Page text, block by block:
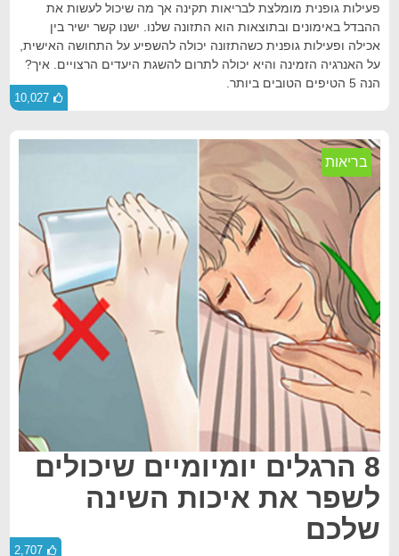
פעילות גופנית מומלצת לבריאות תקינה אך מה שיכול לעשות את
ההבדל באימונים ובתוצאות הוא התזונה שלנו. ישנו קשר ישיר בין
אכילה ופעילות גופנית כשהתזונה יכולה להשפיע על התחושה האישית,
על האנרגיה הזמינה והיא יכולה לתרום להשגת היעדים הרצויים. איך?
הנה 5 הטיפים הטובים ביותר.
10,027
בריאות
8 הרגלים יומיומיים שיכולים
לשפר את איכות השינה
שלכם
2,707